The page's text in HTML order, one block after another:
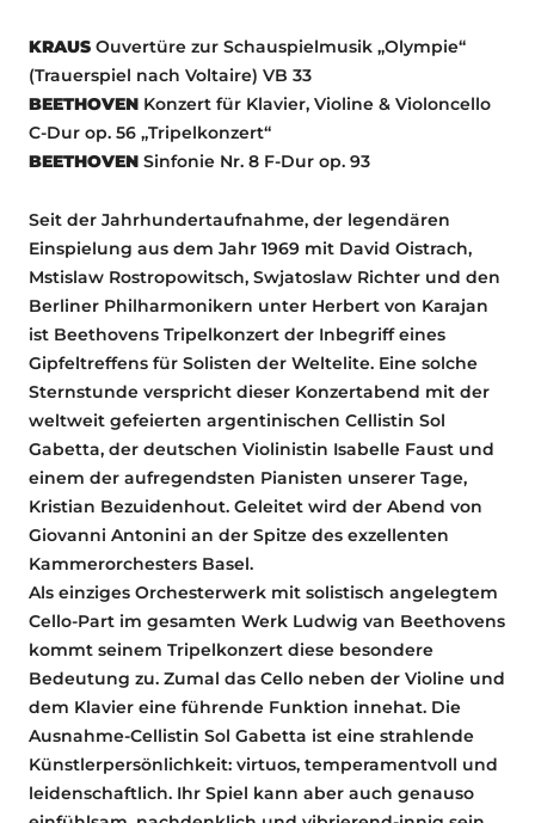
KRAUS Ouvertüre zur Schauspielmusik „Olympie“
(Trauerspiel nach Voltaire) VB 33
BEETHOVEN Konzert für Klavier, Violine & Violoncello
C-Dur op. 56 „Tripelkonzert“
BEETHOVEN Sinfonie Nr. 8 F-Dur op. 93
Seit der Jahrhundertaufnahme, der legendären
Einspielung aus dem Jahr 1969 mit David Oistrach,
Mstislaw Rostropowitsch, Swjatoslaw Richter und den
Berliner Philharmonikern unter Herbert von Karajan
ist Beethovens Tripelkonzert der Inbegriff eines
Gipfeltreffens für Solisten der Weltelite. Eine solche
Sternstunde verspricht dieser Konzertabend mit der
weltweit gefeierten argentinischen Cellistin Sol
Gabetta, der deutschen Violinistin Isabelle Faust und
einem der aufregendsten Pianisten unserer Tage,
Kristian Bezuidenhout. Geleitet wird der Abend von
Giovanni Antonini an der Spitze des exzellenten
Kammerorchesters Basel.
Als einziges Orchesterwerk mit solistisch angelegtem
Cello-Part im gesamten Werk Ludwig van Beethovens
kommt seinem Tripelkonzert diese besondere
Bedeutung zu. Zumal das Cello neben der Violine und
dem Klavier eine führende Funktion innehat. Die
Ausnahme-Cellistin Sol Gabetta ist eine strahlende
Künstlerpersönlichkeit: virtuos, temperamentvoll und
leidenschaftlich. Ihr Spiel kann aber auch genauso